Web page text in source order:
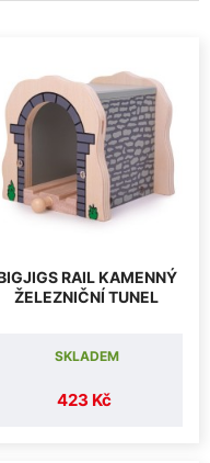
RAIL KAMENNÝ
ŽELEZNIČNÍ TUNEL
423 Kč
SKLADEM